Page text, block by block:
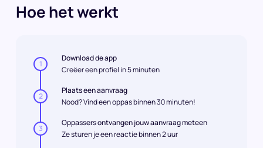
Hoe het werkt
1
Download de app
Creëer een profiel in 5 minuten
2
Plaats een aanvraag
Nood? Vind een oppas binnen 30 minuten!
3
Oppassers ontvangen jouw aanvraag meteen
Ze sturen je een reactie binnen 2 uur